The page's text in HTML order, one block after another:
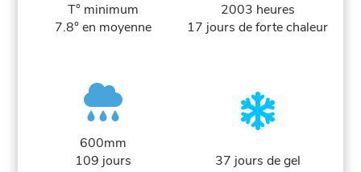
T° minimum
7.8° en moyenne
2003 heures
17 jours de forte chaleur
600mm
109 jours
37 jours de gel